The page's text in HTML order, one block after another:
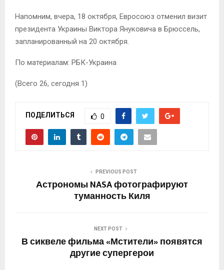
Напомним, вчера, 18 октября, Евросоюз отменил визит
президента Украины Виктора Януковича в Брюссель,
запланированный на 20 октября.
По материалам: РБК-Украина
(Всего 26, сегодня 1)
ПОДЕЛИТЬСЯ 0
PREVIOUS POST
Астрономы NASA фотографируют
туманность Киля
NEXT POST
В сиквеле фильма «Мстители» появятся
другие супергерои